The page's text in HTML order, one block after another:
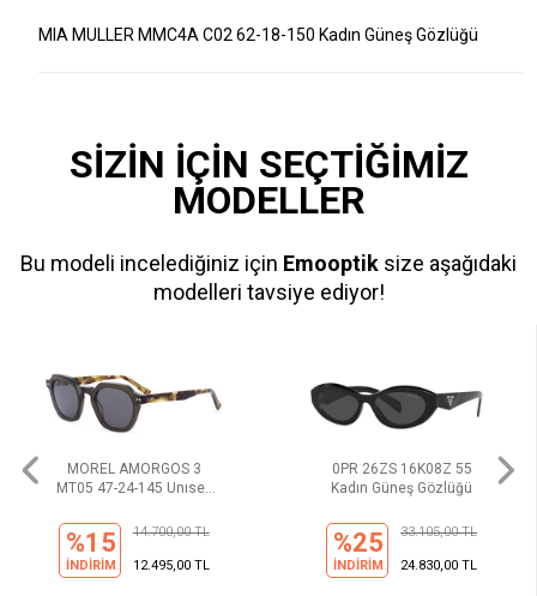
MIA MULLER MMC4A C02 62-18-150 Kadın Güneş Gözlüğü
SİZİN İÇİN SEÇTİĞİMİZ
MODELLER
Bu modeli incelediğiniz için Emooptik size aşağıdaki
modelleri tavsiye ediyor!
MOREL AMORGOS 3
MT05 47-24-145 Unısex
%15
İNDİRİM
14.700,00 TL
12.495,00 TL
0PR 26ZS 16K08Z 55
Kadın Güneş Gözlüğü
%25
İNDİRİM
33.105,00 TL
24.830,00 TL